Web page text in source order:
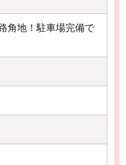
角地！駐車場完備で